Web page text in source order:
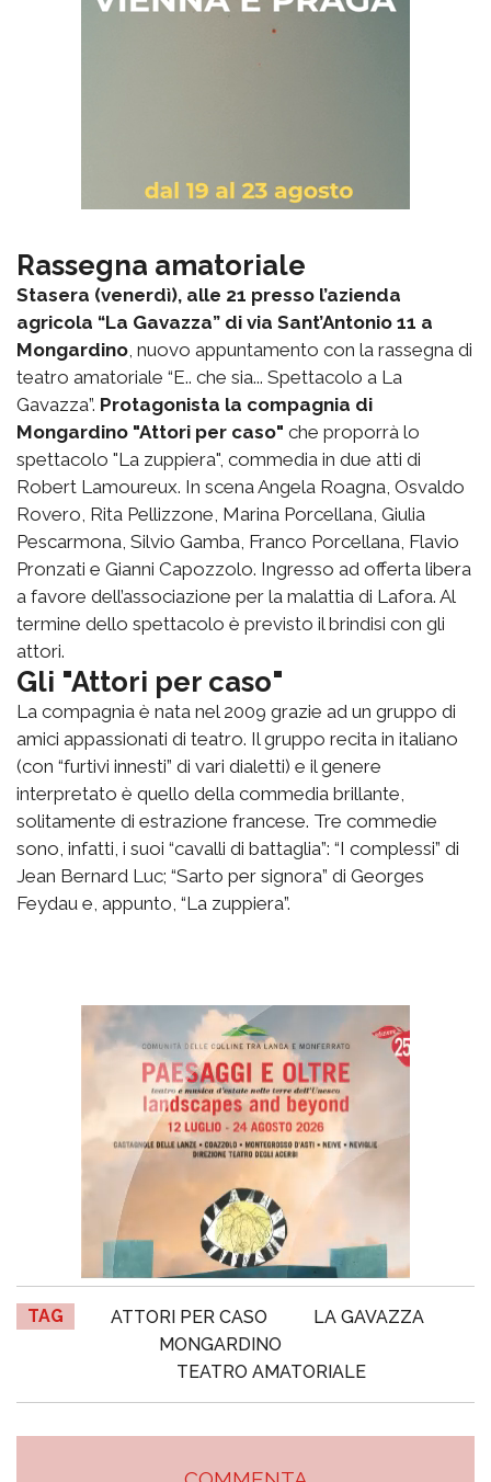
Rassegna amatoriale
Stasera (venerdì), alle 21 presso l’azienda
agricola “La Gavazza” di via Sant’Antonio 11 a
Mongardino, nuovo appuntamento con la rassegna di
teatro amatoriale “E.. che sia... Spettacolo a La
Gavazza”. Protagonista la compagnia di
Mongardino "Attori per caso" che proporrà lo
spettacolo "La zuppiera", commedia in due atti di
Robert Lamoureux. In scena Angela Roagna, Osvaldo
Rovero, Rita Pellizzone, Marina Porcellana, Giulia
Pescarmona, Silvio Gamba, Franco Porcellana, Flavio
Pronzati e Gianni Capozzolo. Ingresso ad offerta libera
a favore dell’associazione per la malattia di Lafora. Al
termine dello spettacolo è previsto il brindisi con gli
attori.
Gli "Attori per caso"
La compagnia è nata nel 2009 grazie ad un gruppo di
amici appassionati di teatro. Il gruppo recita in italiano
(con “furtivi innesti” di vari dialetti) e il genere
interpretato è quello della commedia brillante,
solitamente di estrazione francese. Tre commedie
sono, infatti, i suoi “cavalli di battaglia”: “I complessi” di
Jean Bernard Luc; “Sarto per signora” di Georges
Feydau e, appunto, “La zuppiera”.
TAG ATTORI PER CASO
LA GAVAZZA
MONGARDINO
TEATRO AMATORIALE